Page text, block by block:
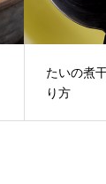
たいの煮
り方